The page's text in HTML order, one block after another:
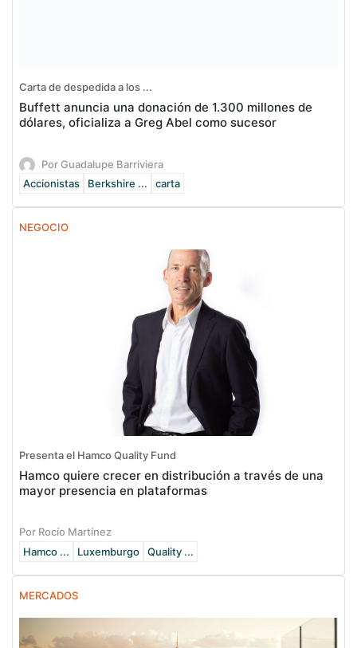
Carta de despedida a los ...
Buffett anuncia una donación de 1.300 millones de
dólares, oficializa a Greg Abel como sucesor
Por Guadalupe Barriviera
Accionistas
Berkshire ... carta
NEGOCIO
Presenta el Hamco Quality Fund
Hamco quiere crecer en distribución a través de una
mayor presencia en plataformas
Por Rocío Martínez
Hamco ...
Luxemburgo Quality ...
MERCADOS